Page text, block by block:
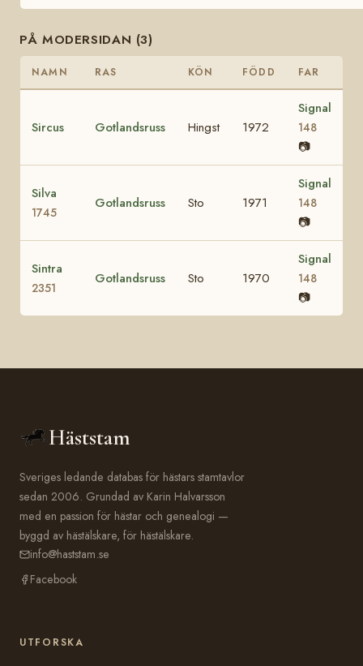
PÅ MODERSIDAN (3)
NAMN RAS KÖN FÖDD FAR
Sircus Gotlandsruss Hingst 1972
Signal
148
📷
Silva
1745
Gotlandsruss Sto 1971
Signal
148
📷
Sintra
2351
Gotlandsruss Sto 1970
Signal
148
📷
Häststam
Sveriges ledande databas för hästars stamtavlor
sedan 2006. Grundad av Karin Halvarsson
med en passion för hästar och genealogi —
byggd av hästälskare, för hästälskare.
info@haststam.se
Facebook
UTFORSKA